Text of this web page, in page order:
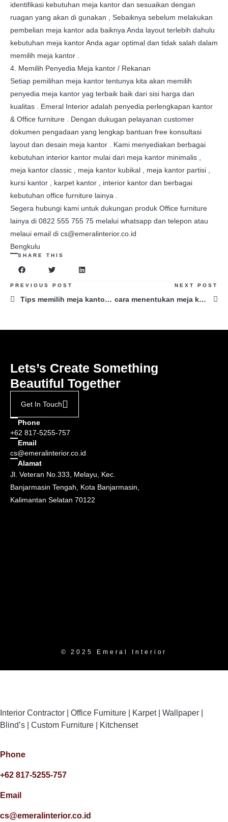
identifikasi kebutuhan meja kantor dan sesuaikan dengan
ruagan yang akan di gunakan , Sebaiknya sebelum melakukan
pembelian meja kantor ada baiknya Anda layout terlebih dahulu
kebutuhan meja kantor Anda agar optimal dan tidak salah dalam
memilih meja kantor .
4. Memilih Penyedia Meja kantor / Rekanan
Setiap pemilihan meja kantor tentunya kita akan memilih
penyedia meja kantor yag terbaik baik dari sisi harga dan
kualitas . Emeral Interior adalah penyedia perlengkapan kantor
& Office furniture . Dengan dukugan pelayanan customer
dokumen pengadaan yang lengkap bantuan free konsultasi
layout dan desain meja kantor . Kami menyediakan berbagai
kebutuhan interior kantor mulai dari meja kantor minimalis ,
meja kantor classic , meja kantor kubikal , meja kantor partisi ,
kursi kantor , karpet kantor , interior kantor dan berbagai
kebutuhan office furniture lainya .
Segera hubungi kami untuk dukungan produk Office furniture
lainya di 0822 555 755 75 melalui whatsapp dan telepon atau
melaui email di cs@emeralinterior.co.id
Bengkulu
SHARE THIS
PREVIOUS POST
Tips memilih meja kantor Jawa Tengah
NEXT POST
cara menentukan meja kantor Aceh
Lets’s Create Something
Beautiful Together
Get In Touch
Phone
+62 817-5255-757
Email
cs@emeralinterior.co.id
Alamat
Jl. Veteran No.333, Melayu, Kec.
Banjarmasin Tengah, Kota Banjarmasin,
Kalimantan Selatan 70122
© 2025 Emeral Interior
Interior Contractor | Office Furniture | Karpet | Wallpaper |
Blind’s | Custom Furniture | Kitchenset
Phone
+62 817-5255-757
Email
cs@emeralinterior.co.id